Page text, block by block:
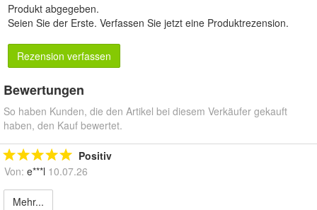
Produkt abgegeben.
Seien Sie der Erste. Verfassen Sie jetzt eine Produktrezension.
Rezension verfassen
Bewertungen
So haben Kunden, die den Artikel bei diesem Verkäufer gekauft
haben, den Kauf bewertet.
Positiv
Von: e***l 10.07.26
Mehr...